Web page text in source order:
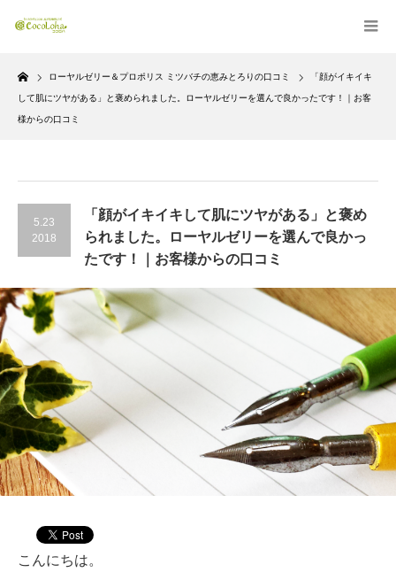
Home
ローヤルゼリー＆プロポリス ミツバチの恵みとろりの口コミ 「顔がイキイキ
して肌にツヤがある」と褒められました。ローヤルゼリーを選んで良かったです！｜お客
様からの口コミ
5.23
2018
「顔がイキイキして肌にツヤがある」と褒め
られました。ローヤルゼリーを選んで良かっ
たです！｜お客様からの口コミ
こんにちは。